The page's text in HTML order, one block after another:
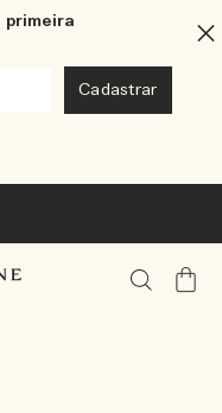
primeira
Meu